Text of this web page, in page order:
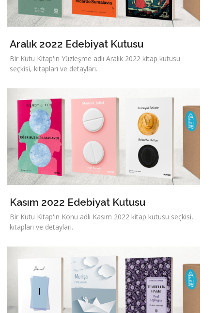
Aralık 2022 Edebiyat Kutusu
Bir Kutu Kitap'ın Yüzleşme adlı Aralık 2022 kitap kutusu
seçkisi, kitapları ve detayları.
Kasım 2022 Edebiyat Kutusu
Bir Kutu Kitap'ın Konu adlı Kasım 2022 kitap kutusu seçkisi,
kitapları ve detayları.